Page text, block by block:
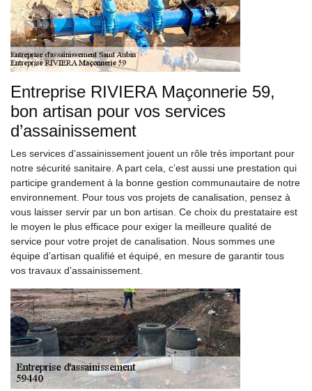
Entreprise RIVIERA Maçonnerie 59,
bon artisan pour vos services
d’assainissement
Les services d’assainissement jouent un rôle très important pour
notre sécurité sanitaire. A part cela, c’est aussi une prestation qui
participe grandement à la bonne gestion communautaire de notre
environnement. Pour tous vos projets de canalisation, pensez à
vous laisser servir par un bon artisan. Ce choix du prestataire est
le moyen le plus efficace pour exiger la meilleure qualité de
service pour votre projet de canalisation. Nous sommes une
équipe d’artisan qualifié et équipé, en mesure de garantir tous
vos travaux d’assainissement.